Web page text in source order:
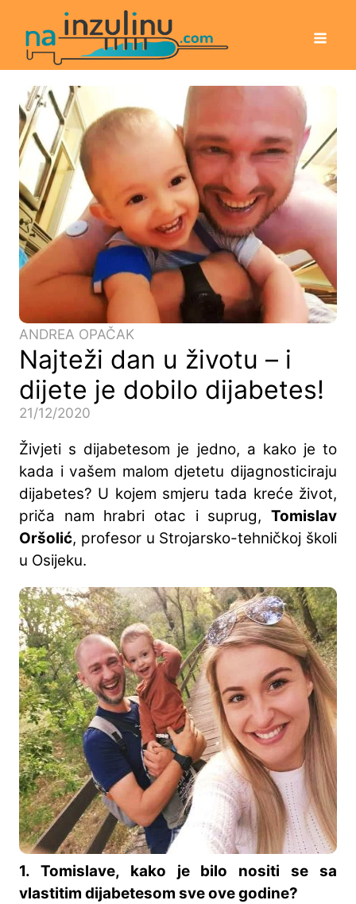
ANDREA OPAČAK
Najteži dan u životu – i
dijete je dobilo dijabetes!
21/12/2020
Živjeti s dijabetesom je jedno, a kako je to
kada i vašem malom djetetu dijagnosticiraju
dijabetes? U kojem smjeru tada kreće život,
priča nam hrabri otac i suprug, Tomislav
Oršolić, profesor u Strojarsko-tehničkoj školi
u Osijeku.
1. Tomislave, kako je bilo nositi se sa
vlastitim dijabetesom sve ove godine?